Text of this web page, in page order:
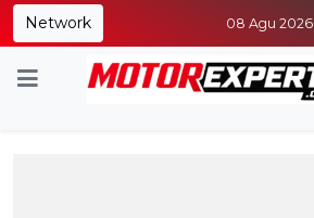
Network 08 Agu 2026